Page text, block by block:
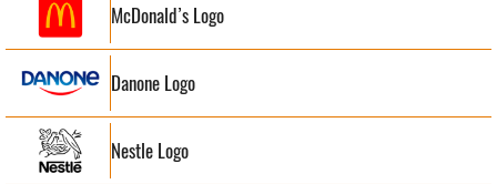
McDonald’s Logo
Danone Logo
Nestle Logo